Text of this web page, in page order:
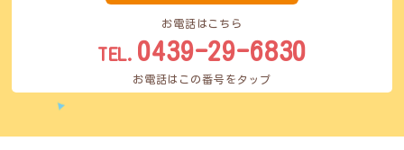
お電話はこちら
TEL. 0439-29-6830
お電話はこの番号をタップ